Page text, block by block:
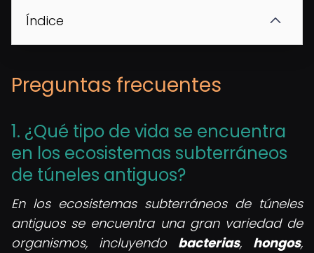
Índice
Preguntas frecuentes
1. ¿Qué tipo de vida se encuentra
en los ecosistemas subterráneos
de túneles antiguos?
En los ecosistemas subterráneos de túneles
antiguos se encuentra una gran variedad de
organismos, incluyendo bacterias, hongos,